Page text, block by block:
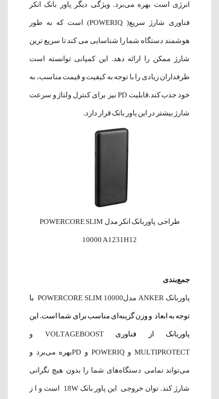
انرژی است بهره می‌برد. ویژگی دیگر پاور بانک انکر
فناوری شارژ سریع( POWERIQ) است که به طور
هوشمند دستگاه شما را شناسایی می کند تا سریع ترین
شارژ ممکن را ارائه دهد. این کمپانی توانسته است
طرفداران زیادی را با توجه به کیفیت و قیمت مناسب، به
خود جذب کند.قابلیت PD نیز برای کنترل ولتاژ و سرعت
شارژ بیشتر در این پاور بانک قرار دارد.
طراحی پاور‌بانک انکر مدل POWERCORE SLIM
10000 A1231H12
جمع‌بندی
پاوربانک ANKER مدلPOWERCORE SLIM 10000 با
توجه به ابعاد و وزن گزینه‌ای مناسب برای شما است. این
پاوربانک از فناوری VOLTAGEBOOST و
MULTIPROTECT و POWERIQ و PDبهره می‌برد و
می‌تواند تمامی دستگاه‌های شما را بدون هیچ نگرانی
شارژ کند. توان خروجی این پاور بانک 18W است و ا ز